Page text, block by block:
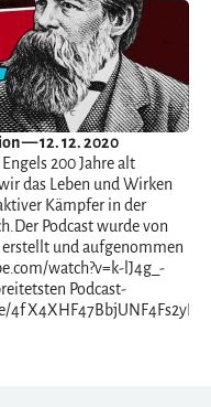
— 12. 12. 2020
200 Jahre alt
das Leben und Wirken
Kämpfer in der
Podcast wurde von
erstellt und aufgenommen
watch?v=k-lJ4g_-
Podcast-